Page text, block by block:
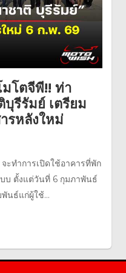
โตจีพี!! ท่า
รีรัมย์ เตรียม
รหลังใหม่
ะทำการเปิดใช้อาคารที่พัก
บ ตั้งแต่วันที่ 6 กุมภาพันธ์
นธ์แก่ผู้ใช้...